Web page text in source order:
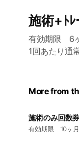
施術+ﾄ
有効期限 6
1回あたり通
More from
施術のみ回
有効期限 10ヶ